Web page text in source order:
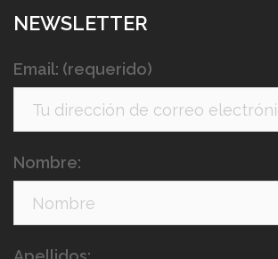
NEWSLETTER
Email: (requerido)
Nombre: